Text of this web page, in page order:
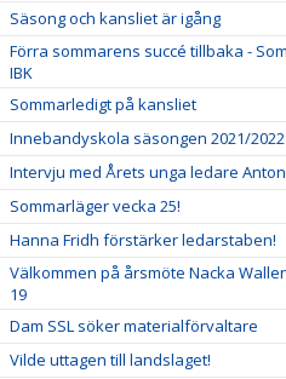
Säsong och kansliet är igång
Förra sommarens succé tillbaka -
IBK
Sommarledigt på kansliet
Innebandyskola säsongen 2021/2022
Intervju med Årets unga ledare
Sommarläger vecka 25!
Hanna Fridh förstärker ledarstaben!
Välkommen på årsmöte Nacka
19
Dam SSL söker materialförvaltare
Vilde uttagen till landslaget!